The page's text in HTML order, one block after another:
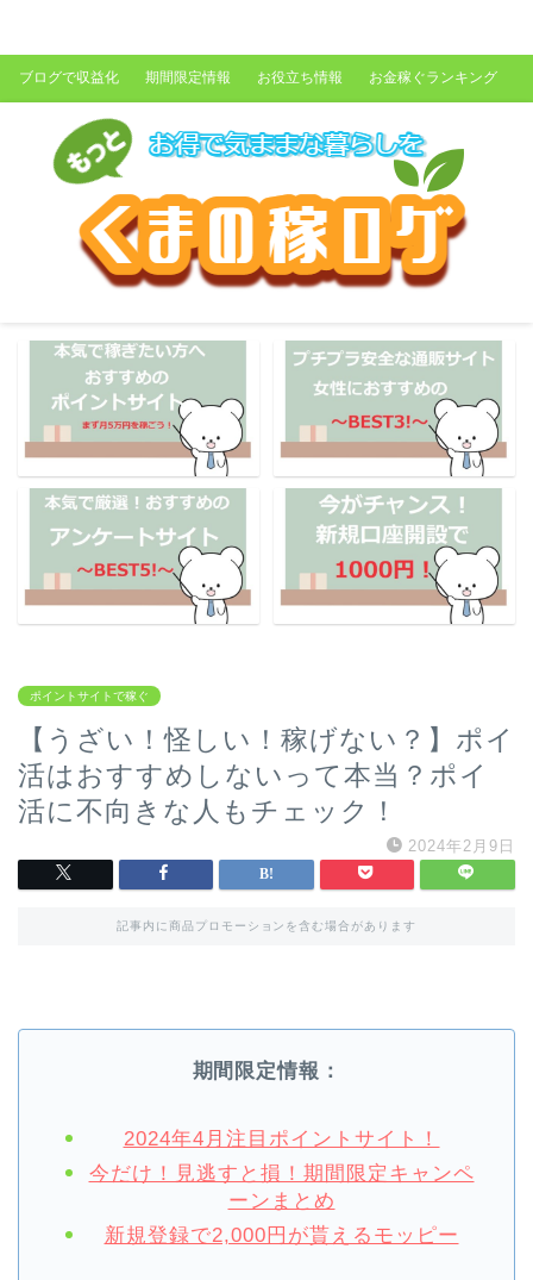
ブログで収益化 期間限定情報 お役立ち情報 お金稼ぐランキング
ポイントサイトで稼ぐ
【うざい！怪しい！稼げない？】ポイ
活はおすすめしないって本当？ポイ
活に不向きな人もチェック！
2024年2月9日
記事内に商品プロモーションを含む場合があります
期間限定情報：
2024年4月注目ポイントサイト！
今だけ！見逃すと損！期間限定キャンペ
ーンまとめ
新規登録で2,000円が貰えるモッピー